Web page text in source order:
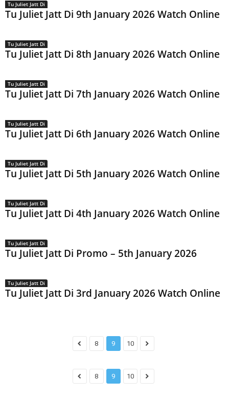
Tu Juliet Jatt Di
Tu Juliet Jatt Di 9th January 2026 Watch Online
Tu Juliet Jatt Di
Tu Juliet Jatt Di 8th January 2026 Watch Online
Tu Juliet Jatt Di
Tu Juliet Jatt Di 7th January 2026 Watch Online
Tu Juliet Jatt Di
Tu Juliet Jatt Di 6th January 2026 Watch Online
Tu Juliet Jatt Di
Tu Juliet Jatt Di 5th January 2026 Watch Online
Tu Juliet Jatt Di
Tu Juliet Jatt Di 4th January 2026 Watch Online
Tu Juliet Jatt Di
Tu Juliet Jatt Di Promo – 5th January 2026
Tu Juliet Jatt Di
Tu Juliet Jatt Di 3rd January 2026 Watch Online
8 9 10
8 9 10